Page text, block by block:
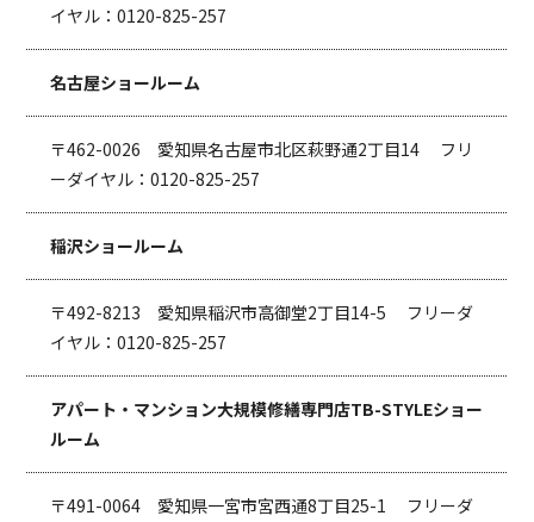
イヤル：0120-825-257
名古屋ショールーム
〒462-0026 愛知県名古屋市北区萩野通2丁目14 フリ
ーダイヤル：0120-825-257
稲沢ショールーム
〒492-8213 愛知県稲沢市高御堂2丁目14-5 フリーダ
イヤル：0120-825-257
アパート・マンション大規模修繕専門店TB-STYLEショー
ルーム
〒491-0064 愛知県一宮市宮西通8丁目25-1 フリーダ